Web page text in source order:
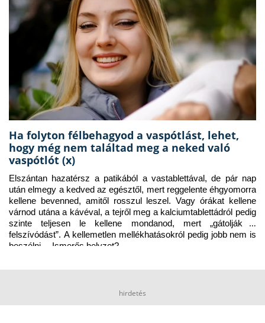
Ha folyton félbehagyod a vaspótlást, lehet,
hogy még nem találtad meg a neked való
vaspótlót (x)
Elszántan hazatérsz a patikából a vastablettával, de pár nap
után elmegy a kedved az egésztől, mert reggelente éhgyomorra
kellene bevenned, amitől rosszul leszel. Vagy órákat kellene
várnod utána a kávéval, a tejről meg a kalciumtablettádról pedig
szinte teljesen le kellene mondanod, mert „gátolják a
felszívódást”. A kellemetlen mellékhatásokról pedig jobb nem is
beszélni… Ismerős helyzet?
hirdetés